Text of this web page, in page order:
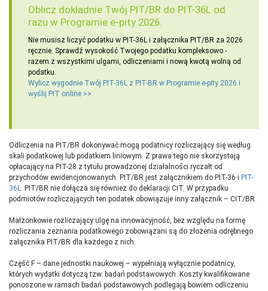
Oblicz dokładnie Twój PIT/BR do PIT-36L od
razu w Programie e-pity 2026.
Nie musisz liczyć podatku w PIT-36L i załącznika PIT/BR za 2026
ręcznie. Sprawdź wysokość Twojego podatku kompleksowo -
razem z wszystkimi ulgami, odliczeniami i nową kwotą wolną od
podatku.
Wylicz wygodnie Twój PIT-36L z PIT-BR w Programie e-pity 2026 i
wyślij PIT online >>
Odliczenia na PIT/BR dokonywać mogą podatnicy rozliczający się według
skali podatkowej lub podatkiem liniowym. Z prawa tego nie skorzystają
opłacający na PIT-28 z tytułu prowadzonej działalności ryczałt od
przychodów ewidencjonowanych. PIT/BR jest załącznikiem do PIT-36 i PIT-
36L. PIT/BR nie dołącza się również do deklaracji CIT. W przypadku
podmiotów rozliczających ten podatek obowiązuje inny załącznik – CIT/BR.
Małżonkowie rozliczający ulgę na innowacyjność, bez względu na formę
rozliczania zeznania podatkowego zobowiązani są do złożenia odrębnego
załącznika PIT/BR dla każdego z nich.
Część F – dane jednostki naukowej – wypełniają wyłącznie podatnicy,
których wydatki dotyczą tzw. badań podstawowych. Koszty kwalifikowane
ponoszone w ramach badań podstawowych podlegają bowiem odliczeniu